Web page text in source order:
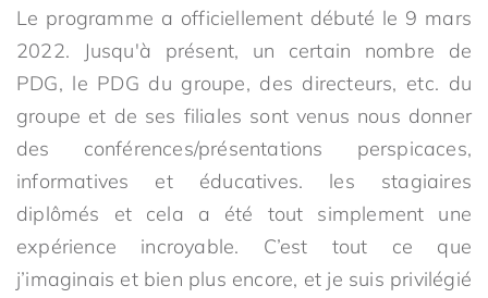
Le programme a officiellement débuté le 9 mars
2022. Jusqu'à présent, un certain nombre de
PDG, le PDG du groupe, des directeurs, etc. du
groupe et de ses filiales sont venus nous donner
des conférences/présentations perspicaces,
informatives et éducatives. les stagiaires
diplômés et cela a été tout simplement une
expérience incroyable. C’est tout ce que
j’imaginais et bien plus encore, et je suis privilégié